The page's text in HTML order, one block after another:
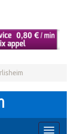
Toggle